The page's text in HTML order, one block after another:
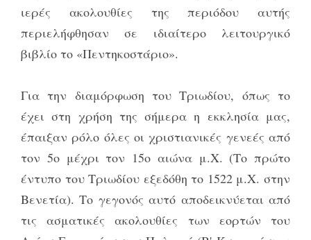
ιερές ακολουθίες της περιόδου αυτής
περιελήφθησαν σε ιδιαίτερο λειτουργικό
βιβλίο το «Πεντηκοστάριο».
Για την διαμόρφωση του Τριωδίου, όπως το
έχει στη χρήση της σήμερα η εκκλησία μας,
έπαιξαν ρόλο όλες οι χριστιανικές γενεές από
τον 5ο μέχρι τον 15ο αιώνα μ.Χ. (Το πρώτο
έντυπο του Τριωδίου εξεδόθη το 1522 μ.Χ. στην
Βενετία). Το γεγονός αυτό αποδεικνύεται από
τις ασματικές ακολουθίες των εορτών του